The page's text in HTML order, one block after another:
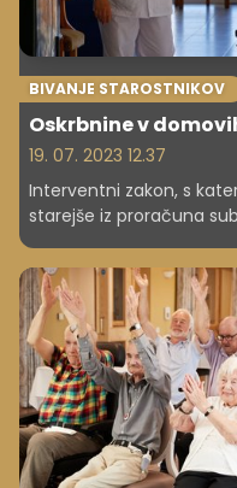
BIVANJE STAROSTNIKOV
Oskrbnine v
19. 07. 2023 12.37
Interventni zakon, s
starejše iz proračuna
junija iztekel. V domovih
julija ne bodo mogli